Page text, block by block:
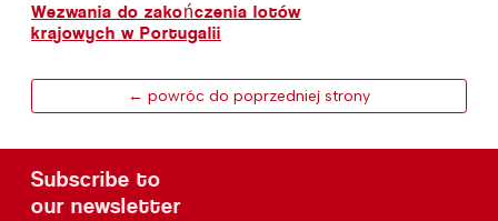
Wezwania do zakończenia lotów
krajowych w Portugalii
← powróc do poprzedniej strony
Subscribe to
our newsletter